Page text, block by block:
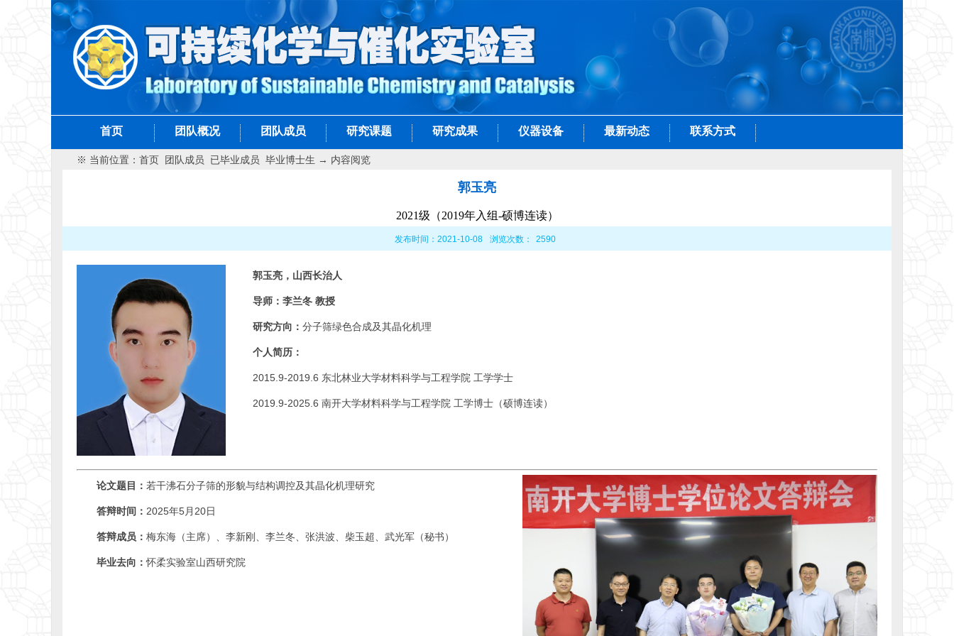
首页 团队概况 团队成员 研究课题 研究成果 仪器设备 最新动态 联系方式
※ 当前位置： 首页 团队成员 已毕业成员 毕业博士生 → 内容阅览
郭玉亮
2021级（2019年入组-硕博连读）
发布时间：2021-10-08 浏览次数： 2590
郭玉亮，山西长治人
导师：李兰冬 教授
研究方向： 分子筛绿色合成及其晶化机理
个人简历：
2015.9-2019.6 东北林业大学材料科学与工程学院 工学学士
2019.9-2025.6 南开大学材料科学与工程学院 工学博士（硕博连读）
论文题目： 若干沸石分子筛的形貌与结构调控及其晶化机理研究
答辩时间： 2025年5月20日
答辩成员： 梅东海（主席）、李新刚、李兰冬、张洪波、柴玉超、武光军（秘书）
毕业去向：怀柔实验室山西研究院